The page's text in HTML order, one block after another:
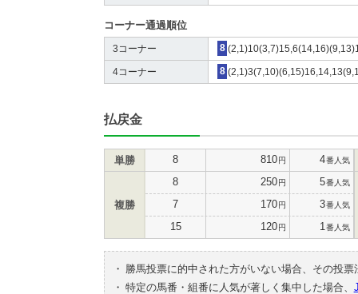
コーナー通過順位
3コーナー 8
4コーナー 8
払戻金
単勝 8 810円 4番人気
複勝
8 250円 5番人気
7 170円 3番人気
15 120円 1 番人気
・
勝馬投票に的中された方がいない場合、その投
・ 特定の馬番・組番に人気が著しく集中した場合、